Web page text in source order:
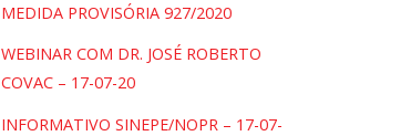
MEDIDA PROVISÓRIA 927/2020
WEBINAR COM DR. JOSÉ ROBERTO
COVAC – 17-07-20
INFORMATIVO SINEPE/NOPR – 17-07-